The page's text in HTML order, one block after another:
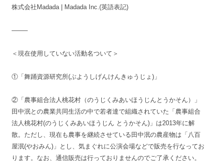
株式会社Madada | Madada Inc.(英語表記)
——–
＜現在使用していない活動名ついて＞
①「舞踊資源研究所(ぶようしげんけんきゅうじょ)」
②「農事組合法人桃花村（のうじくみあいほうじんとうかそん）」
田中泯との農業共同生活の中で若者達で組織されていた「農事組合
法人桃花村(のうじくみあいほうじん とうかそん)」は2013年に解
散。ただし、現在も農事を継続させている田中泯の農産物は「八百
屋泯(やおみん)」とし、気まぐれに公演会場などで販売を行なってお
ります。なお、通信販売は行っておりませんのでご了承ください。